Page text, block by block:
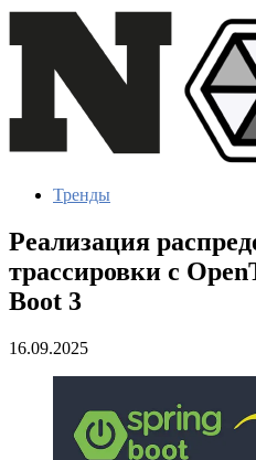
Тренды
Реализация
трассировки с
Boot 3
16.09.2025